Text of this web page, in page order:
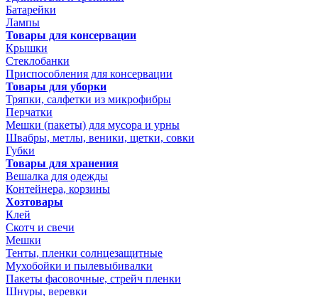
Батарейки
Лампы
Товары для консервации
Крышки
Стеклобанки
Приспособления для консервации
Товары для уборки
Тряпки, салфетки из микрофибры
Перчатки
Мешки (пакеты) для мусора и урны
Швабры, метлы, веники, щетки, совки
Губки
Товары для хранения
Вешалка для одежды
Контейнера, корзины
Хозтовары
Клей
Скотч и свечи
Мешки
Тенты, пленки солнцезащитные
Мухобойки и пылевыбивалки
Пакеты фасовочные, стрейч пленки
Шнуры, веревки